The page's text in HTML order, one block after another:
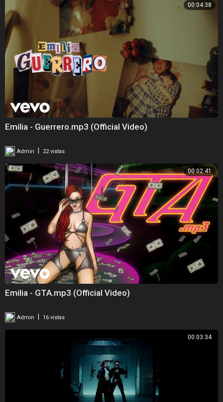
00:04:38
Emilia - Guerrero.mp3 (Official Video)
Admin 22 vistas
00:02:41
Emilia - GTA.mp3 (Official Video)
Admin | 16 vistas
00:03:34